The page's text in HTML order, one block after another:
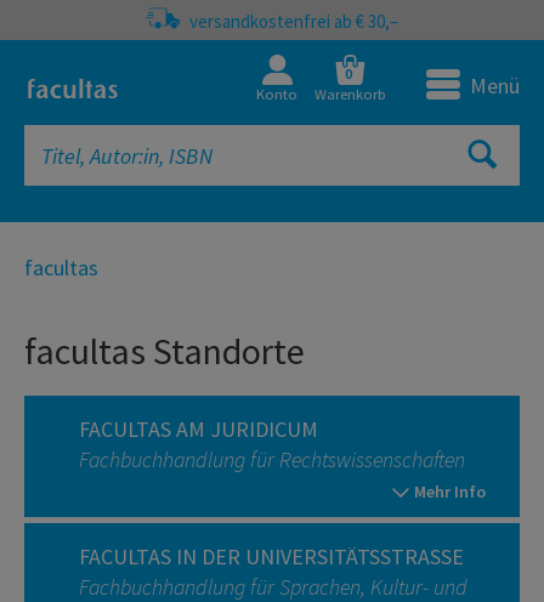
versandkostenfrei ab € 30,–
Konto
0
Warenkorb Menü
facultas
facultas Standorte
FACULTAS AM JURIDICUM
Fachbuchhandlung für Rechtswissenschaften
Mehr Info
FACULTAS IN DER UNIVERSITÄTSSTRASSE
Fachbuchhandlung für Sprachen, Kultur- und